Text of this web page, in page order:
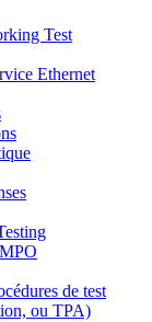
Test
Ethernet
de test
ou TPA)